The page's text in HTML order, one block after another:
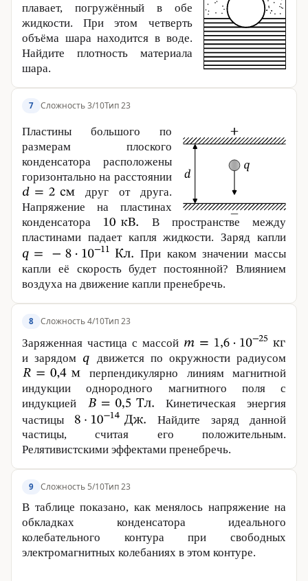
плавает, погружённый в обе
жидкости. При этом четверть
объёма шара находится в воде.
Найдите плотность материала
шара.
7 Сложность 3/10Тип 23
Пластины большого по
размерам плоского
конденсатора расположены
горизонтально на расстоянии
друг от друга.
Напряжение на пластинах
конденсатора
В пространстве между
пластинами падает капля жидкости. Заряд капли
При каком значении массы
капли её скорость будет постоянной? Влиянием
воздуха на движение капли пренебречь.
8 Сложность 4/10Тип 23
Заряженная частица с массой
и зарядом
движется по окружности радиусом
перпендикулярно линиям магнитной
индукции однородного магнитного поля с
индукцией
Кинетическая энергия
частицы
Найдите заряд данной
частицы, считая его положительным.
Релятивистскими эффектами пренебречь.
9 Сложность 5/10Тип 23
В таблице показано, как менялось напряжение на
обкладках конденсатора идеального
колебательного контура при свободных
электромагнитных колебаниях в этом контуре.